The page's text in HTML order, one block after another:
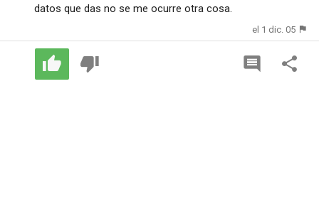
datos que das no se me ocurre otra cosa.
el 1 dic. 05